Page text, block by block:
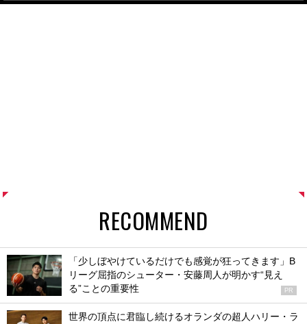
RECOMMEND
「少しぼやけているだけでも感覚が狂ってきます」B
リーグ屈指のシューター・安藤周人が明かす“見え
る”ことの重要性
PR
世界の頂点に君臨し続けるオランダの超人ハリー・ラ